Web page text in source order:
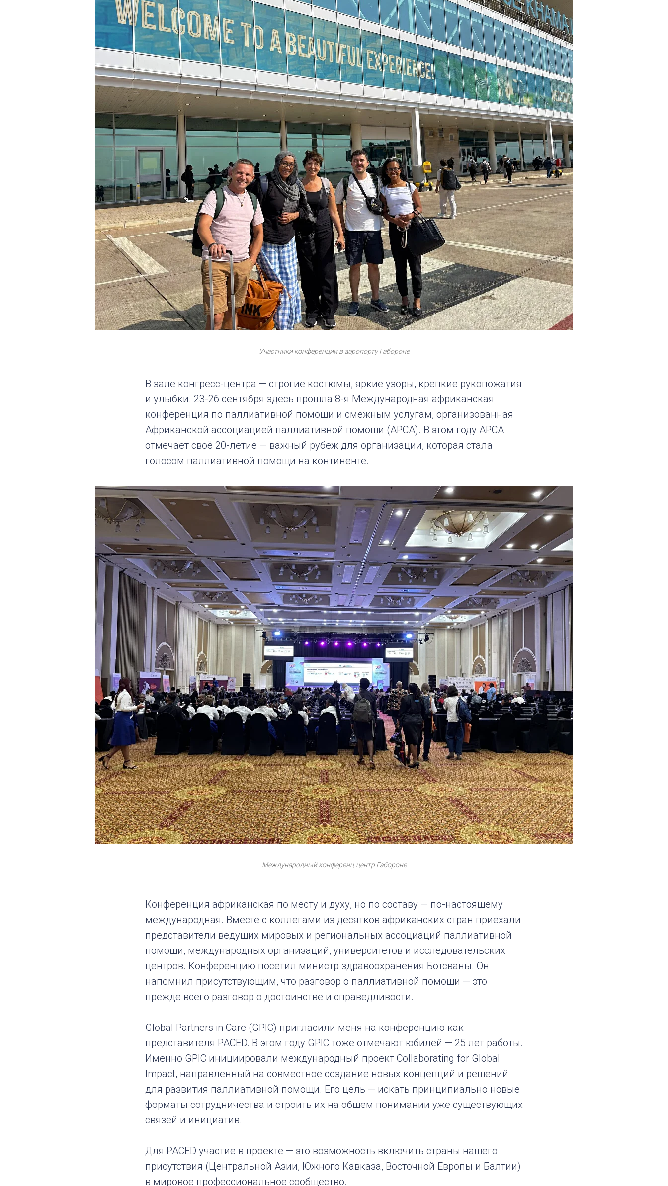
Участники конференции в аэропорту Габороне
В зале конгресс-центра — строгие костюмы, яркие узоры, крепкие рукопожатия
и улыбки. 23-26 сентября здесь прошла 8-я Международная африканская
конференция по паллиативной помощи и смежным услугам, организованная
Aфриканской ассоциацией паллиативной помощи (APCA). В этом году APCA
отмечает своё 20-летие — важный рубеж для организации, которая стала
голосом паллиативной помощи на континенте.
Международный конференц-центр Габороне
Конференция африканская по месту и духу, но по составу — по-настоящему
международная. Вместе с коллегами из десятков африканских стран приехали
представители ведущих мировых и региональных ассоциаций паллиативной
помощи, международных организаций, университетов и исследовательских
центров. Конференцию посетил министр здравоохранения Ботсваны. Он
напомнил присутствующим, что разговор о паллиативной помощи — это
прежде всего разговор о достоинстве и справедливости.
Global Partners in Care (GPIC) пригласили меня на конференцию как
представителя PACED. В этом году GPIC тоже отмечают юбилей — 25 лет работы.
Именно GPIC инициировали международный проект Collaborating for Global
Impact, направленный на совместное создание новых концепций и решений
для развития паллиативной помощи. Его цель — искать принципиально новые
форматы сотрудничества и строить их на общем понимании уже существующих
связей и инициатив.
Для PACED участие в проекте — это возможность включить страны нашего
присутствия (Центральной Азии, Южного Кавказа, Восточной Европы и Балтии)
в мировое профессиональное сообщество.